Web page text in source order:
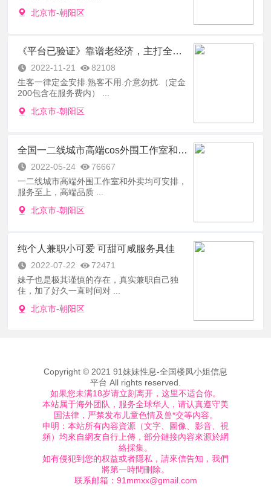
北京市-朝阳区
《平台已验证》靠谱老经济，主打全北京，诚信第一 全北京可安排
2022-11-21
82108
生客一律定金安排.熟客不用.介意勿扰.（定金
200包含在服务费内） ...
北京市-朝阳区
全国一二线城市高端cos外围工作室和外卖
2022-05-24
76667
一二线城市高端外围工作室和外卖均可安排，
服务至上，高端品质 ...
北京市-朝阳区
纯个人兼职小可爱 可甜可咸服务具佳
2022-07-22
72471
妹子也是极其谨慎的存在，真实兼职自己独
住，加了好久一直时间对 ...
北京市-朝阳区
Copyright © 2021 91妹妹性息-全国楼凤小姐信息
平台 All rights reserved.
如果您未满18岁请立刻离开，这里不适合你。
本站属于海外团队，服务全球华人，请认真遵守美
国法律，严禁发布儿童色情及兽*交等内容。
申明：本站所有內容資源（文字、圖像、影音、視
頻）均來自網友自行上傳，部分鏈接內容來源於網
絡採集。
如有侵犯到您的权益或者隱私，請來信告知，我們
將第一時間刪除。
联系邮箱： 91mmxx@gmail.com